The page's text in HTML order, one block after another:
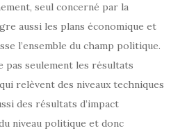
seul concerné par la
aussi les plans économique et
l’ensemble du champ politique.
pas seulement les résultats
relèvent des niveaux techniques
des résultats d’impact
niveau politique et donc